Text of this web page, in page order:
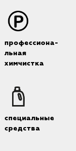
профессиона-
льная
химчистка
специальные
средства